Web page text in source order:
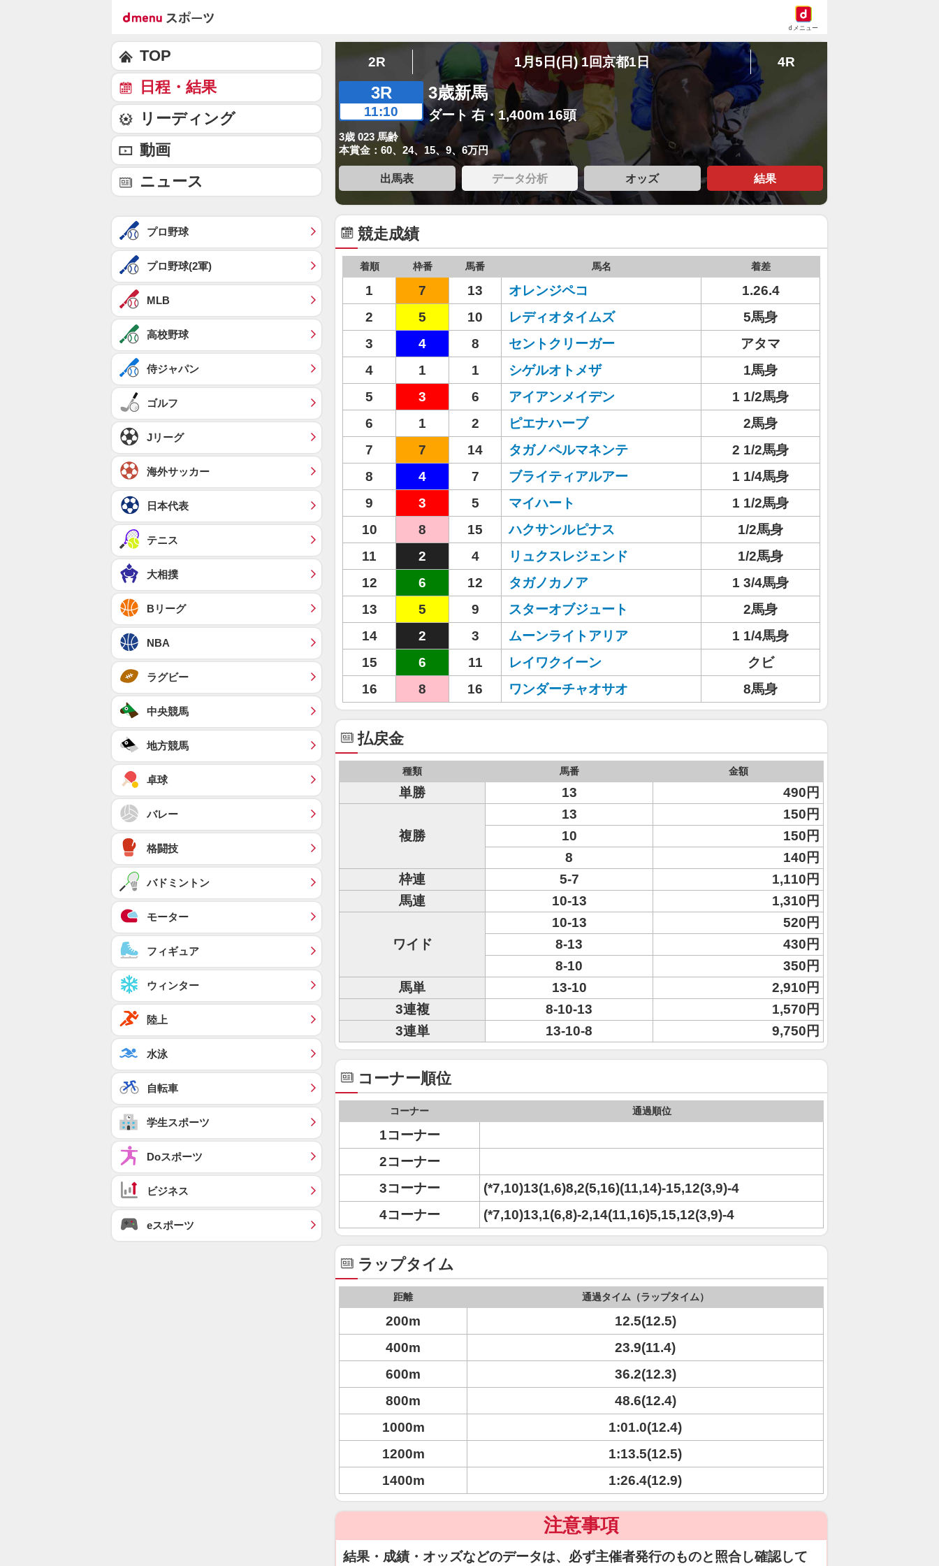
dメニュー
2R 1月5日(日) 1回京都1日 4R
3R
11:10
3歳新馬
ダート 右・1,400m 16頭
3歳 023 馬齢
本賞金：60、24、15、9、6万円
出馬表 データ分析 オッズ 結果
競走成績
着順 枠番 馬番 馬名 着差
1 7 13 オレンジペコ
1.26.4
2
5 10 レディオタイムズ
5馬身
3
4 8 セントクリーガー
アタマ
4
1 1 シゲルオトメザ
1馬身
5
3 6 アイアンメイデン
1 1/2馬身
6
1 2 ピエナハーブ
2馬身
7
7 14 タガノペルマネンテ
2 1/2馬身
8
4 7 ブライティアルアー
1 1/4馬身
9
3 5 マイハート
1 1/2馬身
10
8 15 ハクサンルピナス
1/2馬身
11
2 4 リュクスレジェンド
1/2馬身
12
6 12 タガノカノア
1 3/4馬身
13
5 9 スターオブジュート
2馬身
14
2 3 ムーンライトアリア
1 1/4馬身
15
6 11 レイワクイーン
クビ
16
8 16 ワンダーチャオサオ 8馬身
払戻金
種類 馬番 金額
単勝 13 490円
複勝
13
150円
10
150円
8
140円
枠連
5-7
1,110円
馬連
10-13 1,310円
ワイド
10-13
520円
8-13
430円
8-10
350円
馬単
13-10
2,910円
3連複
8-10-13
1,570円
3連単
13-10-8 9,750円
コーナー順位
コーナー 通過順位
1コーナー
2コーナー
3コーナー
(*7,10)13(1,6)8,2(5,16)(11,14)-15,12(3,9)-4
4コーナー
(*7,10)13,1(6,8)-2,14(11,16)5,15,12(3,9)-4
ラップタイム
距離 通過タイム（ラップタイム）
200m
12.5(12.5)
400m
23.9(11.4)
600m
36.2(12.3)
800m
48.6(12.4)
1000m
1:01.0(12.4)
1200m
1:13.5(12.5)
1400m
1:26.4(12.9)
注意事項
結果・成績・オッズなどのデータは、必ず主催者発行のものと照合し確認して
TOP
日程・結果
リーディング
動画
ニュース
プロ野球
プロ野球(2軍)
MLB
高校野球
侍ジャパン
ゴルフ
Jリーグ
海外サッカー
日本代表
テニス
大相撲
Bリーグ
NBA
ラグビー
中央競馬
地方競馬
卓球
バレー
格闘技
バドミントン
モーター
フィギュア
ウィンター
陸上
水泳
自転車
学生スポーツ
Doスポーツ
ビジネス
eスポーツ